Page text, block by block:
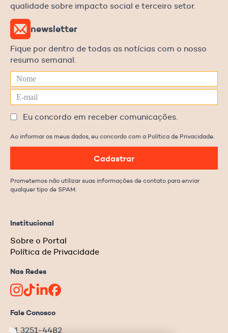
qualidade sobre impacto social e terceiro setor.
Institucional
Sobre o Portal
Política de Privacidade
Nas Redes
Fale Conosco
11 3251-4482
newsletter
Fique por dentro de todas as notícias com o nosso
resumo semanal.
Eu concordo em receber comunicações.
Ao informar os meus dados, eu concordo com a Política de Privacidade.
Cadastrar
Prometemos não utilizar suas informações de contato para enviar
qualquer tipo de SPAM.